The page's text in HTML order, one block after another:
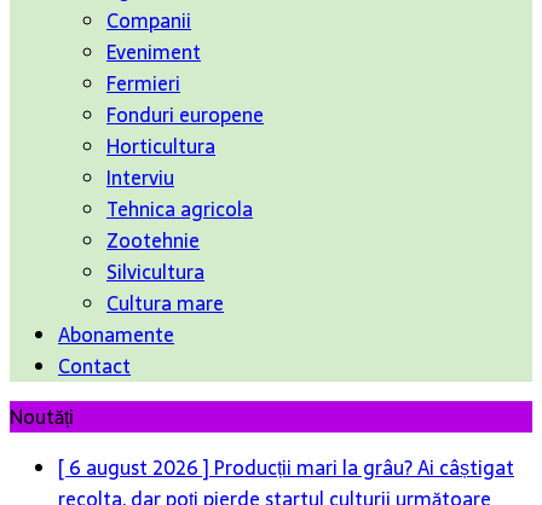
Companii
Eveniment
Fermieri
Fonduri europene
Horticultura
Interviu
Tehnica agricola
Zootehnie
Silvicultura
Cultura mare
Abonamente
Contact
Noutăți
[ 6 august 2026 ] Producții mari la grâu? Ai câștigat
recolta, dar poți pierde startul culturii următoare